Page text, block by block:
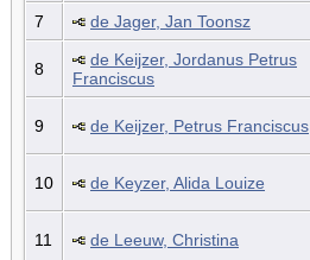
7
de Jager, Jan Toonsz
8
de Keijzer, Jordanus Petrus
Franciscus
9 de Keijzer, Petrus Franciscus
10 de Keyzer, Alida Louize
11 de Leeuw, Christina